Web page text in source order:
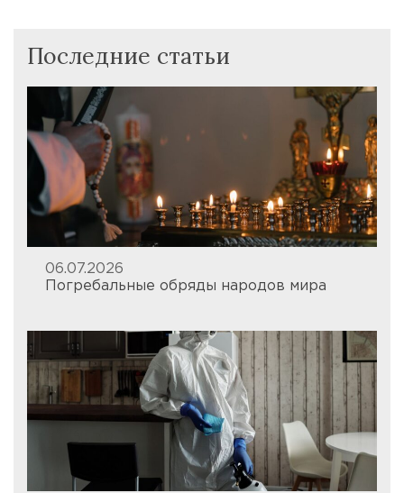
Последние статьи
06.07.2026
Погребальные обряды народов мира